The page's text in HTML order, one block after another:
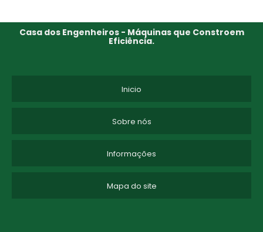
Casa dos Engenheiros - Máquinas que Constroem
Eficiência.
Inicio
Sobre nós
Informações
Mapa do site